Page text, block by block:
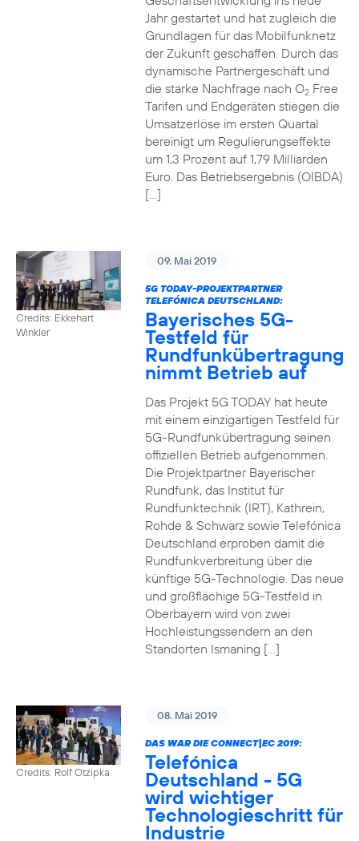
Jahr gestartet und hat zugleich die
Grundlagen für das Mobilfunknetz
der Zukunft geschaffen. Durch das
dynamische Partnergeschäft und
die starke Nachfrage nach O2Free
Tarifen und Endgeräten stiegen die
Umsatzerlöse im ersten Quartal
bereinigt um Regulierungseffekte
um 1,3 Prozent auf 1,79 Milliarden
Euro. Das Betriebsergebnis (OIBDA)
[…]
Credits: Ekkehart
Winkler
09. Mai 2019
5G TODAY-PROJEKTPARTNER
TELEFÓNICA DEUTSCHLAND:
Bayerisches 5G-
Testfeld für
Rundfunkübertragung
nimmt Betrieb auf
Das Projekt 5G TODAY hat heute
mit einem einzigartigen Testfeld für
5G-Rundfunkübertragung seinen
offiziellen Betrieb aufgenommen.
Die Projektpartner Bayerischer
Rundfunk, das Institut für
Rundfunktechnik (IRT), Kathrein,
Rohde & Schwarz sowie Telefónica
Deutschland erproben damit die
Rundfunkverbreitung über die
künftige 5G-Technologie. Das neue
und großflächige 5G-Testfeld in
Oberbayern wird von zwei
Hochleistungssendern an den
Standorten Ismaning […]
Credits: Rolf Otzipka
08. Mai 2019
DAS WAR DIE CONNECT|EC 2019:
Telefónica
Deutschland - 5G
wird wichtiger
Technologieschritt für
Industrie